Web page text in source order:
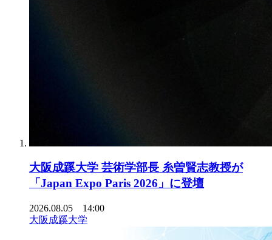
大阪成蹊大学 芸術学部長 糸曽賢志教授が
「Japan Expo Paris 2026」に登壇
2026.08.05 14:00
大阪成蹊大学